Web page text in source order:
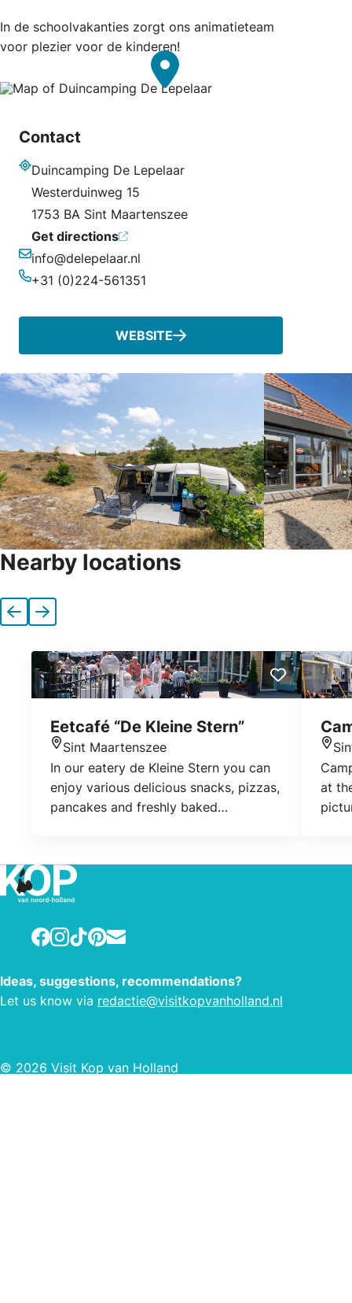
In de schoolvakanties zorgt ons animatieteam
voor plezier voor de kinderen!
Contact
Duincamping De Lepelaar
Westerduinweg 15
1753 BA Sint Maartenszee
Get directions
Email
info@delepelaar.nl
+31 (0)224-561351
WEBSITE
Nearby locations
Previous
Next
Eetcafé “De Kleine Stern”
Location
Sint Maartenszee
In our eatery de Kleine Stern you can
enjoy various delicious snacks, pizzas,
pancakes and freshly baked
coffee or a soda on our terrace.
at
Facebook
Instagram
TikTokPinterest
E-mail
Ideas, suggestions, recommendations?
Let us know via redactie@visitkopvanholland.nl
© 2026 Visit Kop van Holland